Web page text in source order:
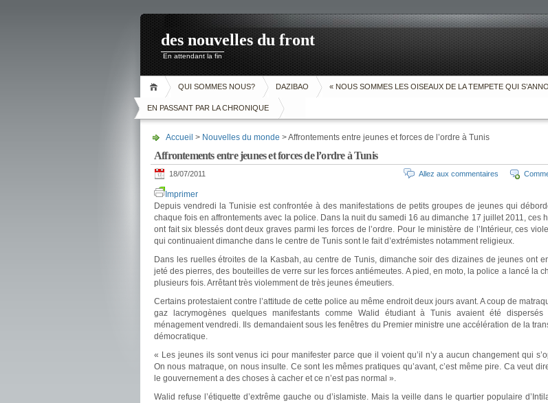
des nouvelles du front
En attendant la fin
QUI SOMMES NOUS? DAZIBAO « NOUS SOMMES LES OISEAUX DE LA TEMPETE QUI
EN PASSANT PAR LA CHRONIQUE
Accueil > Nouvelles du monde > Affrontements entre jeunes et forces de l’ordre à Tunis
Affrontements entre jeunes et forces de l’ordre à Tunis
18/07/2011 Allez aux commentaires
Imprimer
Depuis vendredi la Tunisie est confrontée à des manifestations de petits groupes de jeunes qui
chaque fois en affrontements avec la police. Dans la nuit du samedi 16 au dimanche 17 juillet 2011, ces
ont fait six blessés dont deux graves parmi les forces de l’ordre. Pour le ministère de l’Intérieur, ces
qui continuaient dimanche dans le centre de Tunis sont le fait d’extrémistes notamment religieux.
Dans les ruelles étroites de la Kasbah, au centre de Tunis, dimanche soir des dizaines de jeunes ont
jeté des pierres, des bouteilles de verre sur les forces antiémeutes. A pied, en moto, la police a lancé la
plusieurs fois. Arrêtant très violemment de très jeunes émeutiers.
Certains protestaient contre l’attitude de cette police au même endroit deux jours avant. A coup de
gaz lacrymogènes quelques manifestants comme Walid étudiant à Tunis avaient été dispersés
ménagement vendredi. Ils demandaient sous les fenêtres du Premier ministre une accélération de la
démocratique.
« Les jeunes ils sont venus ici pour manifester parce que il voient qu’il n’y a aucun changement qui
On nous matraque, on nous insulte. Ce sont les mêmes pratiques qu’avant, c’est même pire. Ca veut
le gouvernement a des choses à cacher et ce n’est pas normal ».
Walid refuse l’étiquette d’extrême gauche ou d’islamiste. Mais la veille dans le quartier populaire